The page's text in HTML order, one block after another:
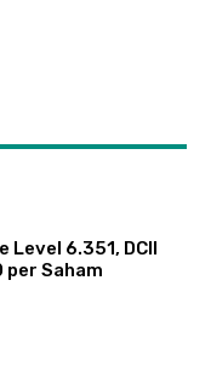
Level 6.351, DCII
per Saham